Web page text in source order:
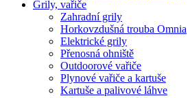
Grily, vařiče
Zahradní grily
Horkovzdušná trouba Omnia
Elektrické grily
Přenosná ohniště
Outdoorové vařiče
Plynové vařiče a kartuše
Kartuše a palivové láhve